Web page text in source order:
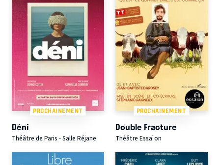
PROCHAINEMENT
Déni
Théâtre de Paris - Salle Réjane
PROCHAINEMENT
Double Fracture
Théâtre Essaïon